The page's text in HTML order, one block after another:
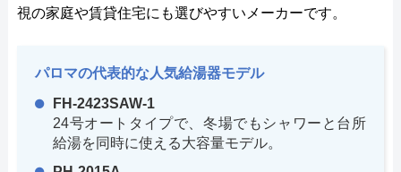
視の家庭や賃貸住宅にも選びやすいメーカーです。
パロマの代表的な人気給湯器モデル
FH-2423SAW-1
24号オートタイプで、冬場でもシャワーと台所
給湯を同時に使える大容量モデル。